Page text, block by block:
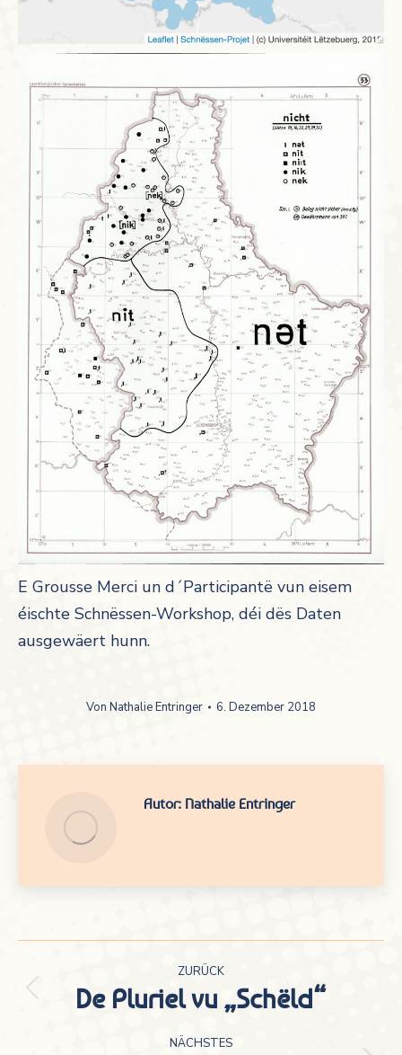
E Grousse Merci un d´Participantë vun eisem
éischte Schnëssen-Workshop, déi dës Daten
ausgewäert hunn.
Von Nathalie Entringer 6. Dezember 2018
Autor: Nathalie Entringer
Kommentarnavigation
ZURÜCK
Vorheriger
De Pluriel vu „Schëld“
NÄCHSTES